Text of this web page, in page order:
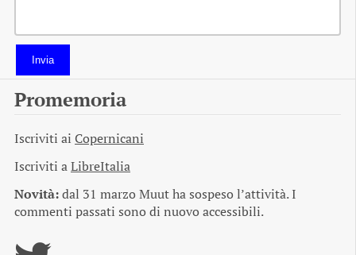
Invia
Promemoria
Iscriviti ai Copernicani
Iscriviti aLibreItalia
Novità:dal 31 marzo Muut ha sospeso l’attività. I
commenti passati sono di nuovo accessibili.